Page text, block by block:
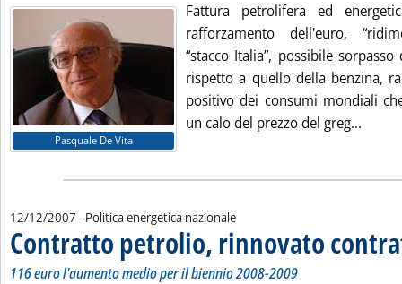
Pasquale De Vita
Fattura petrolifera ed
rafforzamento dell'euro,
“stacco Italia”, possibile
rispetto a quello della benzina,
positivo dei consumi mondiali
un calo del prezzo del greg...
12/12/2007 - Politica energetica nazionale
Contratto petrolio, rinnovato
116 euro l'aumento medio per il biennio 2008-2009